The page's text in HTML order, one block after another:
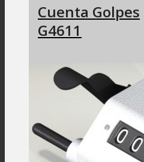
Cuenta Golpes
G4611